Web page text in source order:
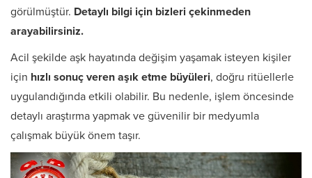
görülmüştür. Detaylı bilgi için bizleri çekinmeden
arayabilirsiniz.
Acil şekilde aşk hayatında değişim yaşamak isteyen kişiler
için hızlı sonuç veren aşık etme büyüleri, doğru ritüellerle
uygulandığında etkili olabilir. Bu nedenle, işlem öncesinde
detaylı araştırma yapmak ve güvenilir bir medyumla
çalışmak büyük önem taşır.